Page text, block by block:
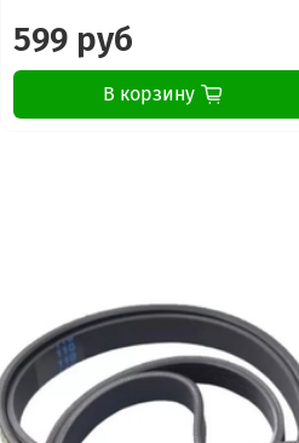
599 руб
В корзину